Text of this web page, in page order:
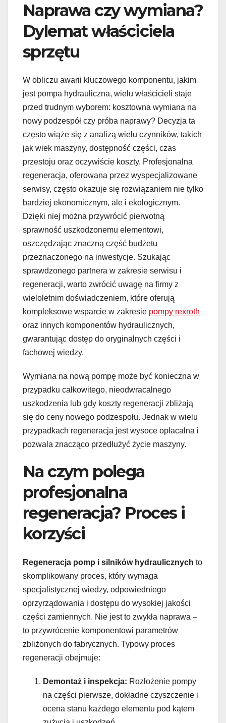
Naprawa czy wymiana?
Dylemat właściciela
sprzętu
W obliczu awarii kluczowego komponentu, jakim
jest pompa hydrauliczna, wielu właścicieli staje
przed trudnym wyborem: kosztowna wymiana na
nowy podzespół czy próba naprawy? Decyzja ta
często wiąże się z analizą wielu czynników, takich
jak wiek maszyny, dostępność części, czas
przestoju oraz oczywiście koszty. Profesjonalna
regeneracja, oferowana przez wyspecjalizowane
serwisy, często okazuje się rozwiązaniem nie tylko
bardziej ekonomicznym, ale i ekologicznym.
Dzięki niej można przywrócić pierwotną
sprawność uszkodzonemu elementowi,
oszczędzając znaczną część budżetu
przeznaczonego na inwestycje. Szukając
sprawdzonego partnera w zakresie serwisu i
regeneracji, warto zwrócić uwagę na firmy z
wieloletnim doświadczeniem, które oferują
kompleksowe wsparcie w zakresie pompy rexroth
oraz innych komponentów hydraulicznych,
gwarantując dostęp do oryginalnych części i
fachowej wiedzy.
Wymiana na nową pompę może być konieczna w
przypadku całkowitego, nieodwracalnego
uszkodzenia lub gdy koszty regeneracji zbliżają
się do ceny nowego podzespołu. Jednak w wielu
przypadkach regeneracja jest wysoce opłacalna i
pozwala znacząco przedłużyć życie maszyny.
Na czym polega
profesjonalna
regeneracja? Proces i
korzyści
Regeneracja pomp i silników hydraulicznych to
skomplikowany proces, który wymaga
specjalistycznej wiedzy, odpowiedniego
oprzyrządowania i dostępu do wysokiej jakości
części zamiennych. Nie jest to zwykła naprawa –
to przywrócenie komponentowi parametrów
zbliżonych do fabrycznych. Typowy proces
regeneracji obejmuje:
Demontaż i inspekcja: Rozłożenie pompy
na części pierwsze, dokładne czyszczenie i
ocena stanu każdego elementu pod kątem